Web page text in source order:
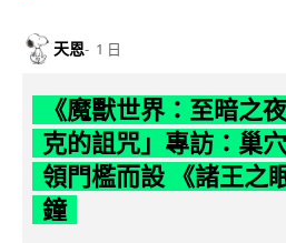
天恩 1 日
《魔獸世界：至暗之
克的詛咒」專訪：巢
領門檻而設 《諸王之
鐘